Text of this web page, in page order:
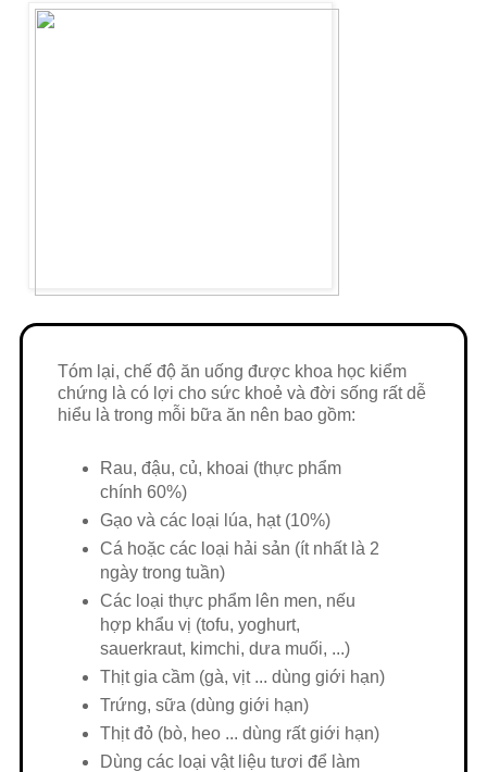
Tóm lại, chế độ ăn uống được khoa học kiểm
chứng là có lợi cho sức khoẻ và đời sống rất dễ
hiểu là trong mỗi bữa ăn nên bao gồm:
Rau, đậu, củ, khoai (thực phẩm
chính 60%)
Gạo và các loại lúa, hạt (10%)
Cá hoặc các loại hải sản (ít nhất là 2
ngày trong tuần)
Các loại thực phẩm lên men, nếu
hợp khẩu vị (tofu, yoghurt,
sauerkraut, kimchi, dưa muối, ...)
Thịt gia cầm (gà, vịt ... dùng giới hạn)
Trứng, sữa (dùng giới hạn)
Thịt đỏ (bò, heo ... dùng rất giới hạn)
Dùng các loại vật liệu tươi để làm